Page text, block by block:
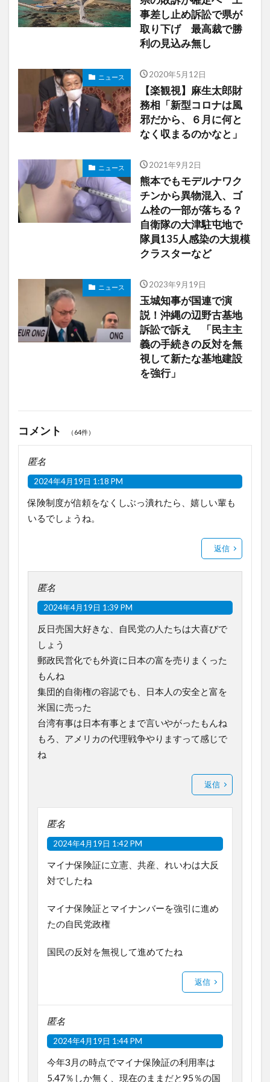
事差し止め訴訟で県が
取り下げ 最高裁で勝
利の見込み無し
ニュース 2020年5月12日
【楽観視】麻生太郎財
務相「新型コロナは風
邪だから、６月に何と
なく収まるのかなと」
ニュース 2021年9月2日
熊本でもモデルナワク
チンから異物混入、ゴ
ム栓の一部が落ちる？
自衛隊の大津駐屯地で
隊員135人感染の大規模
クラスターなど
ニュース 2023年9月19日
玉城知事が国連で演
説！沖縄の辺野古基地
訴訟で訴え 「民主主
義の手続きの反対を無
視して新たな基地建設
を強行」
コメント （64件）
匿名
2024年4月19日 1:18 PM
保険制度が信頼をなくしぶっ潰れたら、嬉しい輩も
いるでしょうね。
返信
匿名
2024年4月19日 1:39 PM
反日売国大好きな、自民党の人たちは大喜びで
しょう
郵政民営化でも外資に日本の富を売りまくった
もんね
集団的自衛権の容認でも、日本人の安全と富を
米国に売った
台湾有事は日本有事とまで言いやがったもんね
もろ、アメリカの代理戦争やりますって感じで
ね
返信
匿名
2024年4月19日 1:42 PM
マイナ保険証に立憲、共産、れいわは大反
対でしたね
マイナ保険証とマイナンバーを強引に進め
たの自民党政権
国民の反対を無視して進めてたね
返信
匿名
2024年4月19日 1:44 PM
今年3月の時点でマイナ保険証の利用率は
5.47％しか無く、現在のままだと95％の国